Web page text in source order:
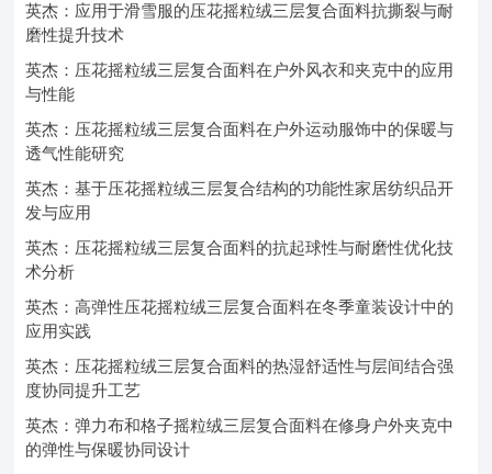
英杰：应用于滑雪服的压花摇粒绒三层复合面料抗撕裂与耐
磨性提升技术
英杰：压花摇粒绒三层复合面料在户外风衣和夹克中的应用
与性能
英杰：压花摇粒绒三层复合面料在户外运动服饰中的保暖与
透气性能研究
英杰：基于压花摇粒绒三层复合结构的功能性家居纺织品开
发与应用
英杰：压花摇粒绒三层复合面料的抗起球性与耐磨性优化技
术分析
英杰：高弹性压花摇粒绒三层复合面料在冬季童装设计中的
应用实践
英杰：压花摇粒绒三层复合面料的热湿舒适性与层间结合强
度协同提升工艺
英杰：弹力布和格子摇粒绒三层复合面料在修身户外夹克中
的弹性与保暖协同设计